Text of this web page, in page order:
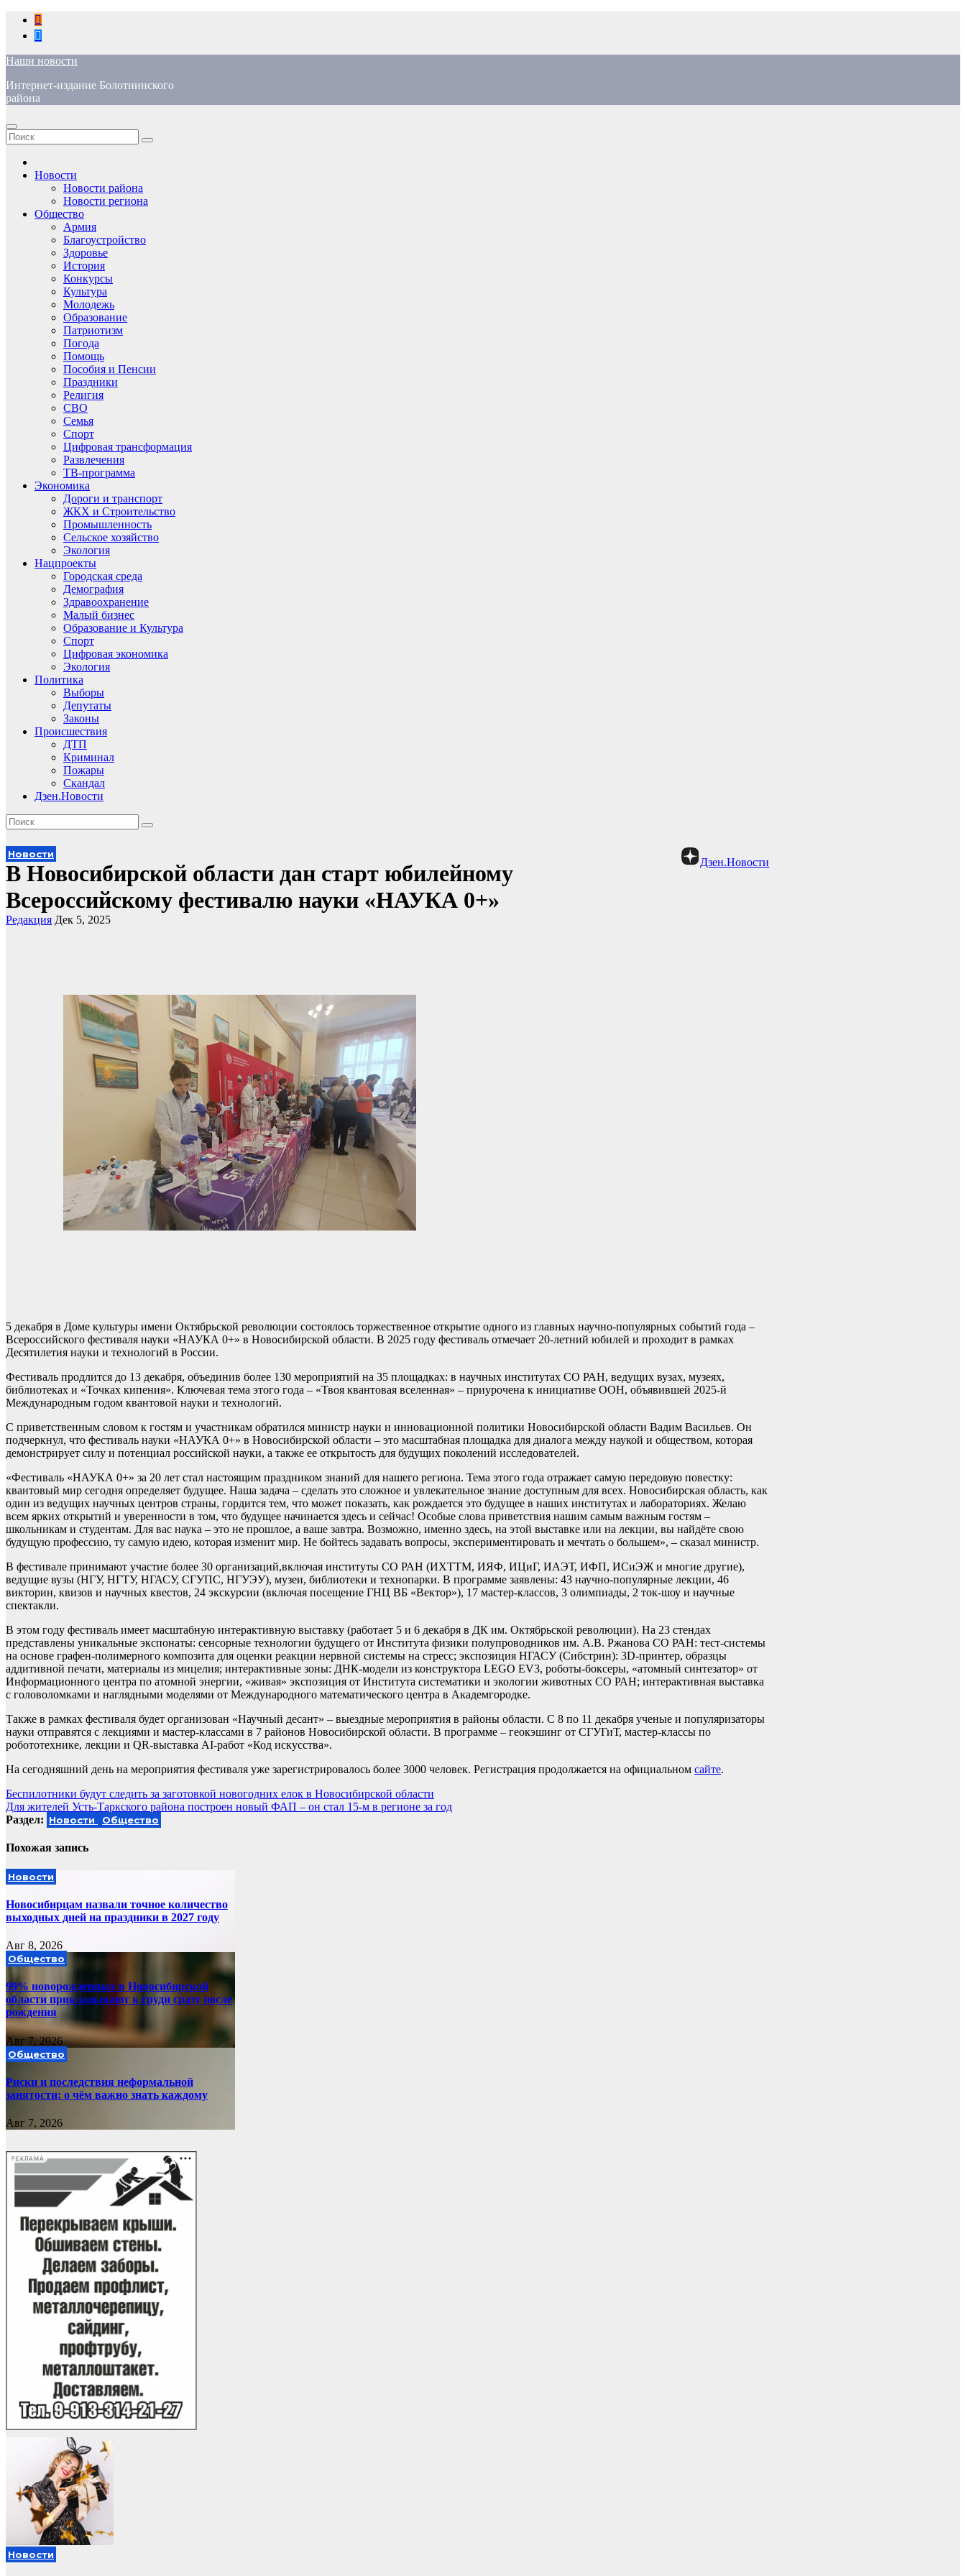
Перейти
содержимому
Наши новости
Интернет-издание Болотнинского
района
Новости
Новости района
Новости региона
Общество
Армия
Благоустройство
Здоровье
История
Конкурсы
Культура
Молодежь
Образование
Патриотизм
Погода
Помощь
Пособия и Пенсии
Праздники
Религия
СВО
Семья
Спорт
Цифровая трансформация
Развлечения
ТВ-программа
Экономика
Дороги и транспорт
ЖКХ и Строительство
Промышленность
Сельское хозяйство
Экология
Нацпроекты
Городская среда
Демография
Здравоохранение
Малый бизнес
Образование и Культура
Спорт
Цифровая экономика
Экология
Политика
Выборы
Депутаты
Законы
Происшествия
ДТП
Криминал
Пожары
Скандал
Дзен.Новости
Дзен.Новости
Новости
В Новосибирской области дан старт юбилейному
Всероссийскому фестивалю науки «НАУКА 0+»
Редакция Дек 5, 2025
5 декабря в Доме культуры имени Октябрьской революции состоялось торжественное открытие одного из главных научно-популярных событий года –
Всероссийского фестиваля науки «НАУКА 0+» в Новосибирской области. В 2025 году фестиваль отмечает 20-летний юбилей и проходит в рамках
Десятилетия науки и технологий в России.
Фестиваль продлится до 13 декабря, объединив более 130 мероприятий на 35 площадках: в научных институтах СО РАН, ведущих вузах, музеях,
библиотеках и «Точках кипения». Ключевая тема этого года – «Твоя квантовая вселенная» – приурочена к инициативе ООН, объявившей 2025-й
Международным годом квантовой науки и технологий.
С приветственным словом к гостям и участникам обратился министр науки и инновационной политики Новосибирской области Вадим Васильев. Он
подчеркнул, что фестиваль науки «НАУКА 0+» в Новосибирской области – это масштабная площадка для диалога между наукой и обществом, которая
демонстрирует силу и потенциал российской науки, а также ее открытость для будущих поколений исследователей.
«Фестиваль «НАУКА 0+» за 20 лет стал настоящим праздником знаний для нашего региона. Тема этого года отражает самую передовую повестку:
квантовый мир сегодня определяет будущее. Наша задача – сделать это сложное и увлекательное знание доступным для всех. Новосибирская область, как
один из ведущих научных центров страны, гордится тем, что может показать, как рождается это будущее в наших институтах и лабораториях. Желаю
всем ярких открытий и уверенности в том, что будущее начинается здесь и сейчас! Особые слова приветствия нашим самым важным гостям –
школьникам и студентам. Для вас наука – это не прошлое, а ваше завтра. Возможно, именно здесь, на этой выставке или на лекции, вы найдёте свою
будущую профессию, ту самую идею, которая изменит мир. Не бойтесь задавать вопросы, экспериментировать и мечтать о большем», – сказал министр.
В фестивале принимают участие более 30 организаций,включая институты СО РАН (ИХТТМ, ИЯФ, ИЦиГ, ИАЭТ, ИФП, ИСиЭЖ и многие другие),
ведущие вузы (НГУ, НГТУ, НГАСУ, СГУПС, НГУЭУ), музеи, библиотеки и технопарки. В программе заявлены: 43 научно-популярные лекции, 46
викторин, квизов и научных квестов, 24 экскурсии (включая посещение ГНЦ ВБ «Вектор»), 17 мастер-классов, 3 олимпиады, 2 ток-шоу и научные
спектакли.
В этом году фестиваль имеет масштабную интерактивную выставку (работает 5 и 6 декабря в ДК им. Октябрьской революции). На 23 стендах
представлены уникальные экспонаты: сенсорные технологии будущего от Института физики полупроводников им. А.В. Ржанова СО РАН: тест-системы
на основе графен-полимерного композита для оценки реакции нервной системы на стресс; экспозиция НГАСУ (Сибстрин): 3D-принтер, образцы
аддитивной печати, материалы из мицелия; интерактивные зоны: ДНК-модели из конструктора LEGO EV3, роботы-боксеры, «атомный синтезатор» от
Информационного центра по атомной энергии, «живая» экспозиция от Института систематики и экологии животных СО РАН; интерактивная выставка
с головоломками и наглядными моделями от Международного математического центра в Академгородке.
Также в рамках фестиваля будет организован «Научный десант» – выездные мероприятия в районы области. С 8 по 11 декабря ученые и популяризаторы
науки отправятся с лекциями и мастер-классами в 7 районов Новосибирской области. В программе – геокэшинг от СГУГиТ, мастер-классы по
робототехнике, лекции и QR-выставка AI-работ «Код искусства».
На сегодняшний день на мероприятия фестиваля уже зарегистрировалось более 3000 человек. Регистрация продолжается на официальном сайте.
Навигация
по
Беспилотники будут следить за заготовкой новогодних елок в Новосибирской области
Для жителей Усть-Таркского района построен новый ФАП – он стал 15-м в регионе за год
Раздел: Новости Общество
Похожая запись
Новости
Новосибирцам назвали точное количество
выходных дней на праздники в 2027 году
Авг 8, 2026
Общество
99% новорожденных в Новосибирской
области прикладывают к груди сразу после
рождения
Авг 7, 2026
Общество
Риски и последствия неформальной
занятости: о чём важно знать каждому
Авг 7, 2026
РЕКЛАМА
Новости